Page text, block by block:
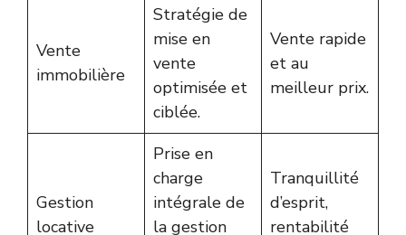
Vente
immobilière
Stratégie de
mise en
vente
optimisée et
ciblée.
Vente rapide
et au
meilleur prix.
Gestion
locative
Prise en
charge
intégrale de
la gestion
Tranquillité
d’esprit,
rentabilité